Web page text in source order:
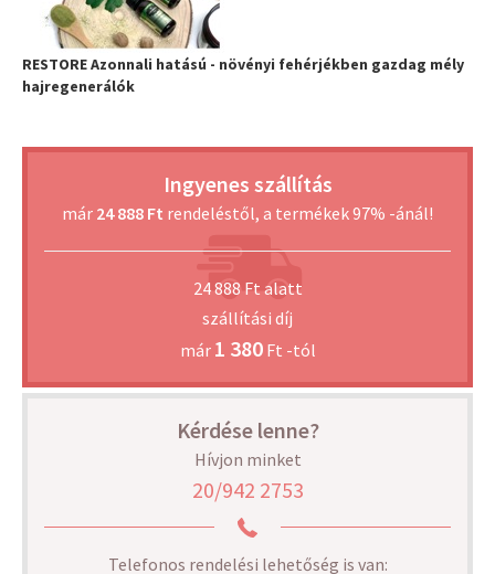
RESTORE Azonnali hatású - növényi fehérjékben gazdag mély
hajregenerálók
Ingyenes szállítás
már 24 888 Ft rendeléstől, a termékek 97% -ánál!
24 888 Ft alatt
szállítási díj
már 1 380Ft -tól
Kérdése lenne?
Hívjon minket
20/942 2753
Telefonos rendelési lehetőség is van: